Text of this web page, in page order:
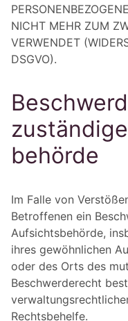
NICHT MEHR ZUM
VERWENDET
DSGVO).
behörde
Im Falle von
Betroffenen ein
Aufsichtsbehörde,
ihres gewöhnlichen
oder des Orts des
Beschwerderecht
Rechtsbehelfe.